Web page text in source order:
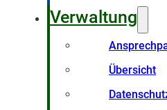
Verwaltung
Übersicht